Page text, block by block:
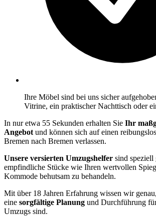
Ihre Möbel sind bei uns sicher
Vitrine, ein praktischer Nachttisch oder
In nur etwa 55 Sekunden erhalten Sie Ihr
Angebot und können sich auf einen
Bremen nach Bremen verlassen.
Unsere versierten Umzugshelfer sind speziell
empfindliche Stücke wie Ihren wertvollen
Kommode behutsam zu behandeln.
Mit über 18 Jahren Erfahrung wissen wir
eine sorgfältige Planung und Durchführung
Umzugs sind.